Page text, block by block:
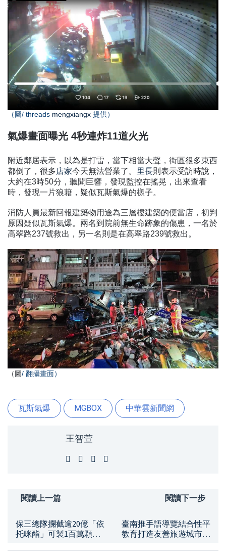
（圖/ threads mengxiangx 提供）
氣爆畫面曝光 4秒連炸11道火光
附近鄰居表示，以為是打雷，當下相當大聲，街區很多東西
都倒了，很多店家今天無法營業了。 里長則表示受訪時說，
大約在3時50分，聽聞巨響，發現監控在搖晃，出來查看
時，發現一片狼藉，疑似瓦斯氣爆的樣子。
消防人員最新回報建築物用途為三層樓建築的便當店，初判
原因疑似瓦斯氣爆。兩名到院前無生命跡象的傷患，一名於
高翠路237號救出，另一名則是在高翠路239號救出。
（圖/ 翻攝畫面）
瓦斯氣爆 MGBOX 中華雲新聞網
王智萱
閱讀上一篇
保三總隊攔截逾20億「依
托咪酯」可製1百萬顆喪
閱讀下一步
臺南推手語導覽結合性平
教育打造友善旅遊城市
提升無障礙觀光服務